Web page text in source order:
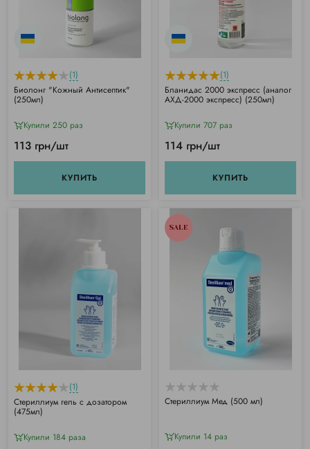
(1)
Биолонг "Кожный Антисептик"
(250мл)
Купили 250 раз
113 грн/шт
КУПИТЬ
(1)
Бланидас 2000 экспресс (аналог
АХД-2000 экспресс) (250мл)
Купили 707 раз
114 грн/шт
КУПИТЬ
(1)
Стериллиум гель с дозатором
(475мл)
Купили 184 раза
SALE
Стериллиум Мед (500 мл)
Купили 14 раз